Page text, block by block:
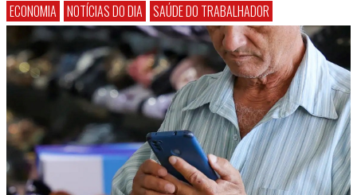
ECONOMIA NOTÍCIAS DO DIA SAÚDE DO TRABALHADOR